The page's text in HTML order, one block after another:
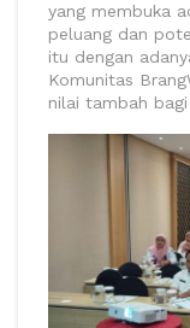
yang membuka
peluang dan
itu dengan
Komunitas
nilai tambah bagi